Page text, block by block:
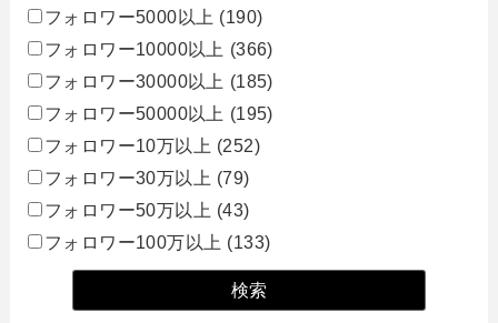
フォロワー5000以上 (190)
フォロワー10000以上 (366)
フォロワー30000以上 (185)
フォロワー50000以上 (195)
フォロワー10万以上 (252)
フォロワー30万以上 (79)
フォロワー50万以上 (43)
フォロワー100万以上 (133)